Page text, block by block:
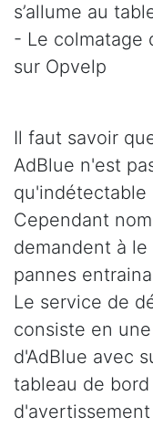
s’allume au
- Le colmatage
sur Opvelp
Il faut savoir
AdBlue n'est
Cependant
demandent à
pannes
Le service de
consiste en
d'AdBlue avec
tableau de